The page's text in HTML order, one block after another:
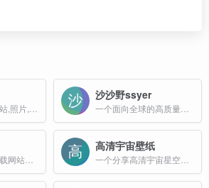
沙沙野ssyer
高清宇宙壁纸